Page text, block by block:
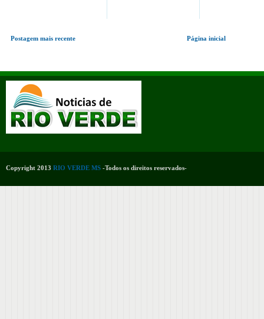
Postagem mais recente Página inicial
Copyright 2013 RIO VERDE MS -Todos os direitos reservados-